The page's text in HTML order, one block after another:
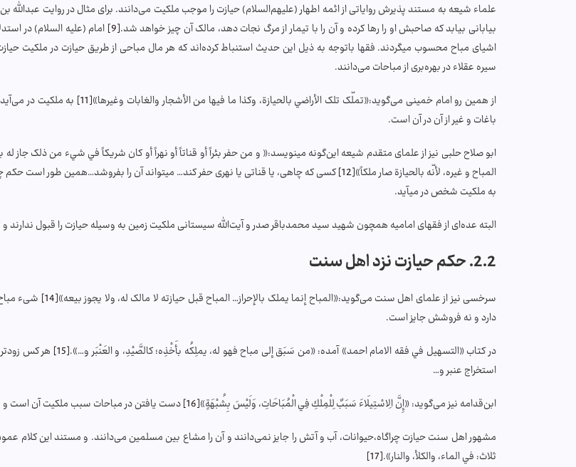
علماء شیعه به مستند پذیرش روایاتی از ائمه اطهار (علیهم‌السلام) حیازت را موجب ملکیت می‌دانند. برای مثال در روایت
بیابانی بیابد که صاحبش او را رها کرده و آن را با تیمار از مرگ نجات دهد، مالک آن چیز خواهد شد.[9]
امام (علیه السلام) در
اشیای مباح محسوب می­گردند. فقها باتوجه به ذیل این حدیث استنباط کرده‌اند که هر مال مباحی از طریق حیازت در ملکیت
سیره عقلاء در بهره‌بری از مباحات می‌دانند.
از همین رو امام خمینی می‌گوید:«تملّک تلک الأراضي بالحيازة، وكذا ما فيها من الأشجار والغابات وغيرها»[11]
به ملکیت در
باغات و غیر از آن در آن است.
ابو صلاح حلبی نیز از علمای متقدم شیعه این‌گونه می­نویسد:« و من حفر بئراً أو قناتاً أو نهراً أو كان شريكاً في شيء من ذلک جاز
المباح و غيره، لأنّه بالحيازة صار ملكاً»[12]
کسی که چاهی، یا قناتی یا نهری حفر کند… می­تواند آن را بفروشد…همین طور است
به ملکیت شخص در می­آید.
البته عده‌ای از فقهای امامیه همچون شهید سید محمدباقر صدر و آیت‌الله سیستانی ملکیت زمین به وسیله حیازت را قبول ندارند و
2.2. حکم حیازت نزد اهل سنت
سرخسی نیز از علمای اهل سنت می‌گوید:«المباح إنما يملک بالإحراز… المباح قبل حيازته لا مالک له، ولا يجوز بيعه»[14]
شیء
دارد و نه فروشش جایز است.
در کتاب «التسهیل في فقه الامام احمد» آمده: «من سَبَق إلى مباح فهو له، يملِكُه بأَخْذِه؛ كالصَّيْدِ، و العَنْبَر و…».[15]
هر کس
استخراج عنبر و…
ابن‌قدامه نیز می‌گوید: «إِنَّ الِاسْتِيلَاءَ سَبَبٌ لِلْمِلْكِ فِي الْمُبَاحَاتِ، وَلَيْسَ بِشُبْهَةٍ»[16]
دست یافتن در مباحات سبب ملکیت آن است
مشهور اهل سنت حیازت چراگاه،حیوانات، آب و آتش را جایز نمی‌دانند و آن را مشاع بین مسلمین می‌دانند. و مستند این کلام
ثلاث: في الماء، والكلأ، والنار».[17]